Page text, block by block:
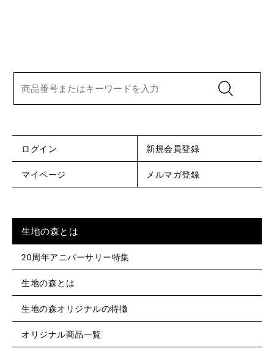
ログイン 新規会員登録
マイページ メルマガ登録
生地の森とは
20周年アニバーサリー特集
生地の森とは
生地の森オリジナルの特徴
オリジナル商品一覧